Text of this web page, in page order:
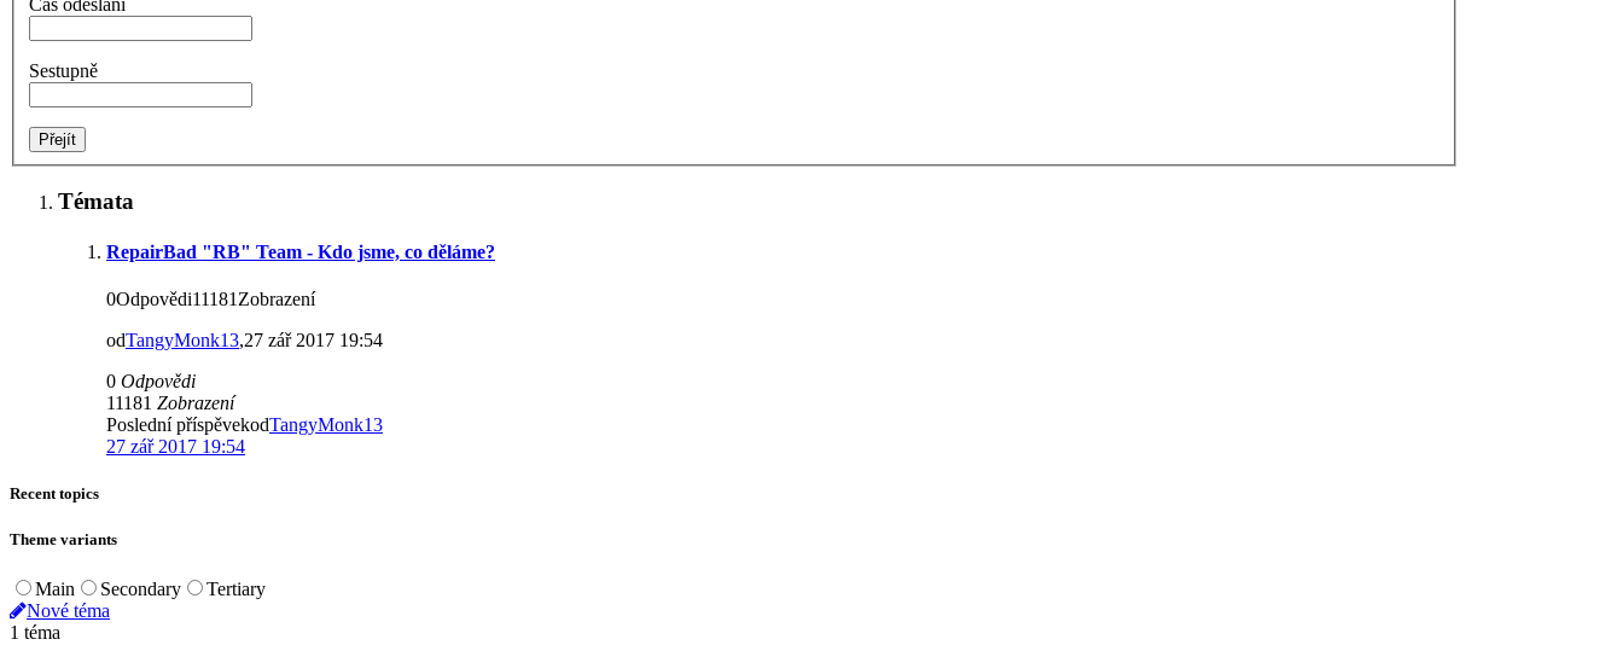
Sestupně
Témata
RepairBad "RB" Team - Kdo jsme, co děláme?
0Odpovědi11181Zobrazení
odTangyMonk13,27 zář 2017 19:54
0 Odpovědi
11181 Zobrazení
Poslední příspěvekodTangyMonk13
27 zář 2017 19:54
Recent topics
Theme variants
Main Secondary
Tertiary
Nové téma
1 téma